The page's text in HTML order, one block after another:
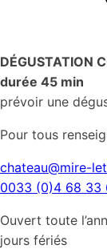
DÉGUSTATION
durée 45 min
prévoir une
Pour tous
chateau@mire-
0033 (0)4 68 33
Ouvert toute
jours fériés